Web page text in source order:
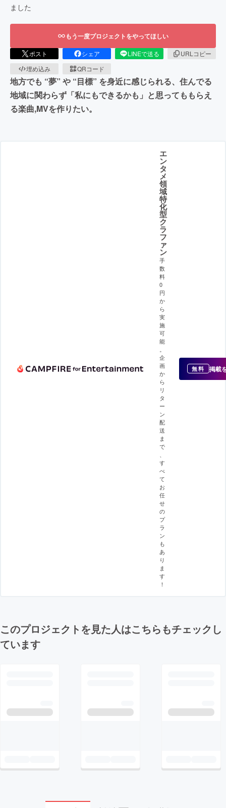
ました
もう一度プロジェクトをやってほしい
ポスト シェア LINEで送る
URLコピー
埋め込み
QRコード
地方でも “夢” や “⽬標” を身近に感じられる、住んでる
地域に関わらず「私にもできるかも」と思ってももらえ
る楽曲,MVを作りたい。
エ
ン
タ
メ
領
域
特
化
型
ク
ラ
フ
ァ
ン
手
数
料
0
円
か
ら
実
施
可
能
企
画
か
ら
リ
タ
ー
ン
配
送
ま
で
す
べ
て
お
任
せ
の
プ
ラ
ン
も
あ
り
ま
す
！
無料 掲載
このプロジェクトを見た人はこちらもチェックし
ています